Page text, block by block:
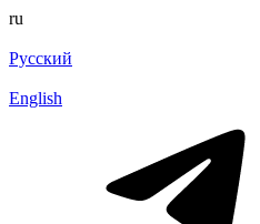
ru
Русский
English